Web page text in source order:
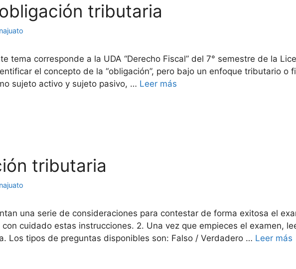
tributaria
tema corresponde a la UDA “Derecho Fiscal” del 7° semestre de la
el concepto de la “obligación”, pero bajo un enfoque tributario o
sujeto activo y sujeto pasivo, … Leer más
tributaria
una serie de consideraciones para contestar de forma exitosa el
cuidado estas instrucciones. 2. Una vez que empieces el examen,
Los tipos de preguntas disponibles son: Falso / Verdadero … Leer más